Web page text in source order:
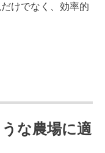
けでなく、効率的
な農場に適